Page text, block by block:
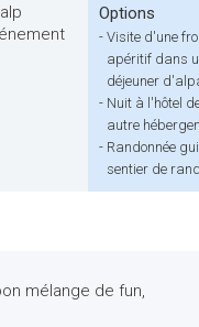
Options
- Visite d'une
apéritif dans
déjeuner
- Nuit à l'hôtel
autre
- Randonnée
sentier de
mélange de fun,